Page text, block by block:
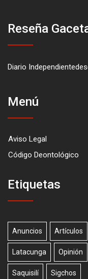
Reseña
Diario
Menú
Aviso Legal
Código Deontológico
Etiquetas
Anuncios Artículos
Latacunga Opinión
Saquisilí Sigchos